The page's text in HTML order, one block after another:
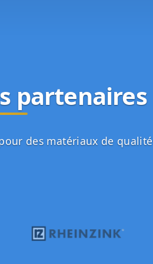
partenaires
des matériaux de qualité